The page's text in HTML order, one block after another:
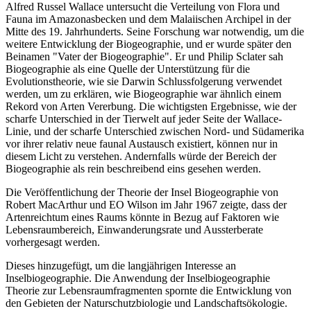
Alfred Russel Wallace untersucht die Verteilung von Flora und
Fauna im Amazonasbecken und dem Malaiischen Archipel in der
Mitte des 19. Jahrhunderts. Seine Forschung war notwendig, um die
weitere Entwicklung der Biogeographie, und er wurde später den
Beinamen "Vater der Biogeographie". Er und Philip Sclater sah
Biogeographie als eine Quelle der Unterstützung für die
Evolutionstheorie, wie sie Darwin Schlussfolgerung verwendet
werden, um zu erklären, wie Biogeographie war ähnlich einem
Rekord von Arten Vererbung. Die wichtigsten Ergebnisse, wie der
scharfe Unterschied in der Tierwelt auf jeder Seite der Wallace-
Linie, und der scharfe Unterschied zwischen Nord- und Südamerika
vor ihrer relativ neue faunal Austausch existiert, können nur in
diesem Licht zu verstehen. Andernfalls würde der Bereich der
Biogeographie als rein beschreibend eins gesehen werden.
Die Veröffentlichung der Theorie der Insel Biogeographie von
Robert MacArthur und EO Wilson im Jahr 1967 zeigte, dass der
Artenreichtum eines Raums könnte in Bezug auf Faktoren wie
Lebensraumbereich, Einwanderungsrate und Aussterberate
vorhergesagt werden.
Dieses hinzugefügt, um die langjährigen Interesse an
Inselbiogeographie. Die Anwendung der Inselbiogeographie
Theorie zur Lebensraumfragmenten spornte die Entwicklung von
den Gebieten der Naturschutzbiologie und Landschaftsökologie.